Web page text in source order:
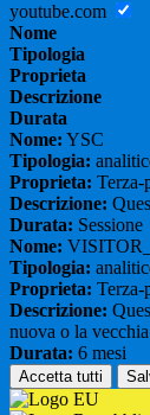
youtube.com
Nome
Tipologia
Proprieta
Descrizione
Durata
Nome: YSC
Tipologia:
Proprieta: Terza-
Descrizione:
Durata: Sessione
Nome:
Tipologia:
Proprieta: Terza-
Descrizione:
nuova o la
Durata: 6 mesi
Accetta tutti